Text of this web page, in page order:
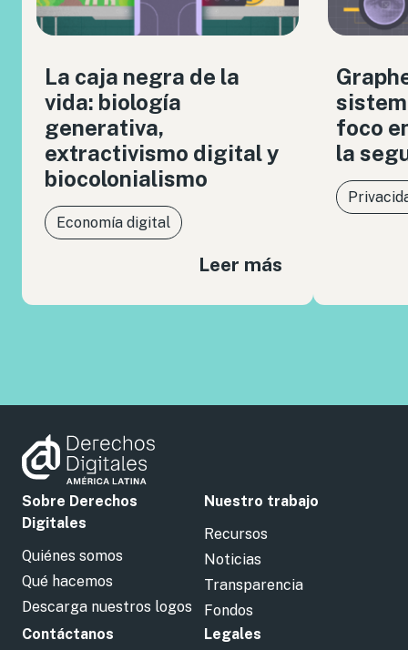
La caja negra de la
vida: biología
generativa,
extractivismo digital y
biocolonialismo
Economía digital
Leer más
foco
la
Sobre Derechos
Digitales
Quiénes somos
Qué hacemos
Descarga nuestros logos
Nuestro trabajo
Recursos
Noticias
Transparencia
Fondos
Contáctanos
Legales